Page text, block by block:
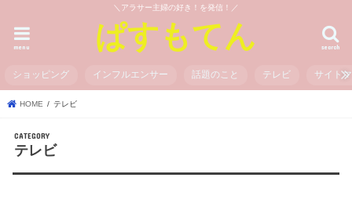
＼アラサー主婦の好き！を発信！／
ぱすもてん search
menu
ショッピング インフルエンサー 話題のこと テレビ サイト
HOME テレビ
テレビ